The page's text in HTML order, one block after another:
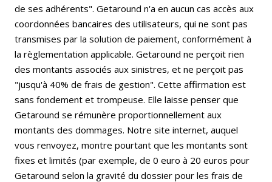
de ses adhérents". Getaround n'a en aucun cas accès aux
coordonnées bancaires des utilisateurs, qui ne sont pas
transmises par la solution de paiement, conformément à
la règlementation applicable. Getaround ne perçoit rien
des montants associés aux sinistres, et ne perçoit pas
"jusqu'à 40% de frais de gestion". Cette affirmation est
sans fondement et trompeuse. Elle laisse penser que
Getaround se rémunère proportionnellement aux
montants des dommages. Notre site internet, auquel
vous renvoyez, montre pourtant que les montants sont
fixes et limités (par exemple, de 0 euro à 20 euros pour
Getaround selon la gravité du dossier pour les frais de